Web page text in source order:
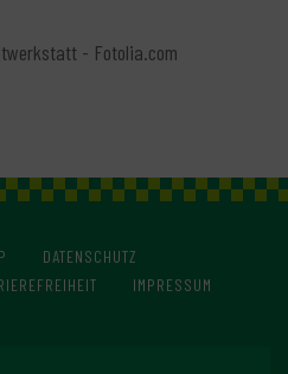
- Fotolia.com
DATENSCHUTZ
IMPRESSUM